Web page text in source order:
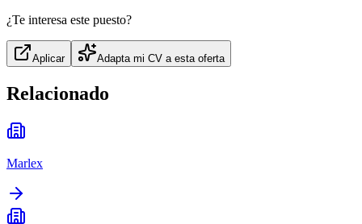
¿Te interesa este puesto?
Aplicar Adapta mi CV a esta oferta
Relacionado
Marlex